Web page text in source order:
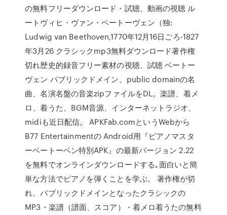
の無料フリーダウンロード・試聴、動画の視聴 ル
ートヴィヒ・ヴァン・ベートーヴェン（独:
Ludwig van Beethoven,1770年12月16日ごろ-1827
年3月26 クラシックmp3無料ダウンロード著作権
切れ歴史的録音フリー素材の視聴、試聴 ベートー
ヴェン パブリックドメイン、public domainの名
曲、名演名盤の音楽zipファイルをDL。楽譜、着メ
ロ、着うた、BGM音源、インターネットラジオ、
midiも近日配信。 APKFab.comというWebから
B77 Entertainmentの Android用『ピアノマスタ
ーベートーベン特別APK』の最新バージョン 2.22
を無料でオンラインダウンロードする｡面白いと簡
単な方法でピアノを弾くことを学ぶ。 著作権が切
れ、パブリックドメインとなったクラシックの
MP3・楽譜（譜面、スコア）・着メロ着うたの無料